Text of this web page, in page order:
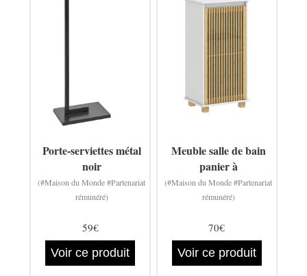
Porte-serviettes métal
noir
(#Maison du Monde #Partenariat
rémunéré)
59€
Voir ce produit
Meuble salle de bain
panier à
(#Maison du Monde #Partenariat
rémunéré)
70€
Voir ce produit